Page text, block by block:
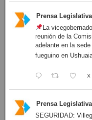
Prensa Legislativa
La
reunión de la
adelante en la
fueguino en
X
Prensa Legislativa
SEGURIDAD: